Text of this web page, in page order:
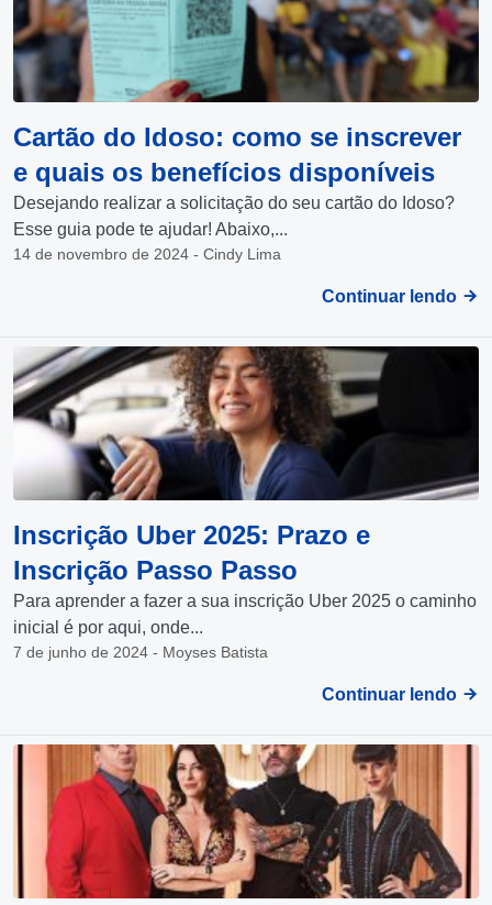
Cartão do Idoso: como se inscrever
e quais os benefícios disponíveis
Desejando realizar a solicitação do seu cartão do Idoso?
Esse guia pode te ajudar! Abaixo,...
14 de novembro de 2024 - Cindy Lima
Continuar lendo
Inscrição Uber 2025: Prazo e
Inscrição Passo Passo
Para aprender a fazer a sua inscrição Uber 2025 o caminho
inicial é por aqui, onde...
7 de junho de 2024 - Moyses Batista
Continuar lendo